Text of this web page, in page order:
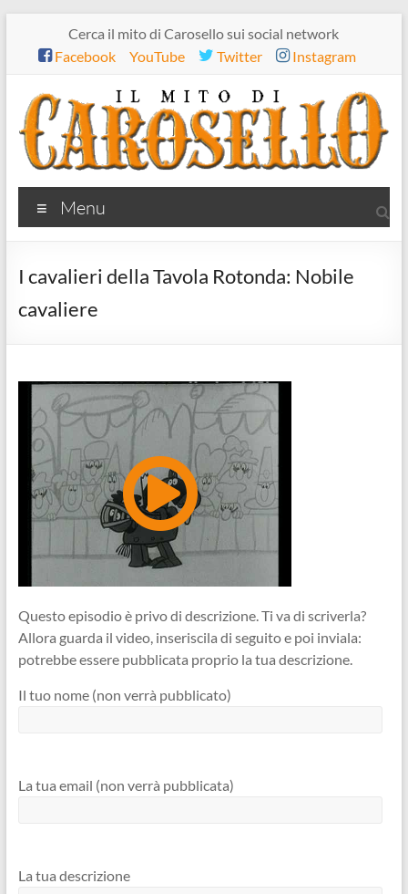
contenuto
Cerca il mito di Carosello sui social network
Facebook
YouTube Twitter Instagram
Il
mito
di
Carosello
Menu
I cavalieri della Tavola Rotonda: Nobile
cavaliere
Questo episodio è privo di descrizione. Ti va di scriverla?
Allora guarda il video, inseriscila di seguito e poi inviala:
potrebbe essere pubblicata proprio la tua descrizione.
Il tuo nome (non verrà pubblicato)
La tua email (non verrà pubblicata)
La tua descrizione